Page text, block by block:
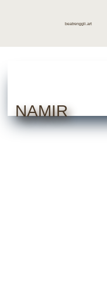
beatrenggli.art
NAMIR